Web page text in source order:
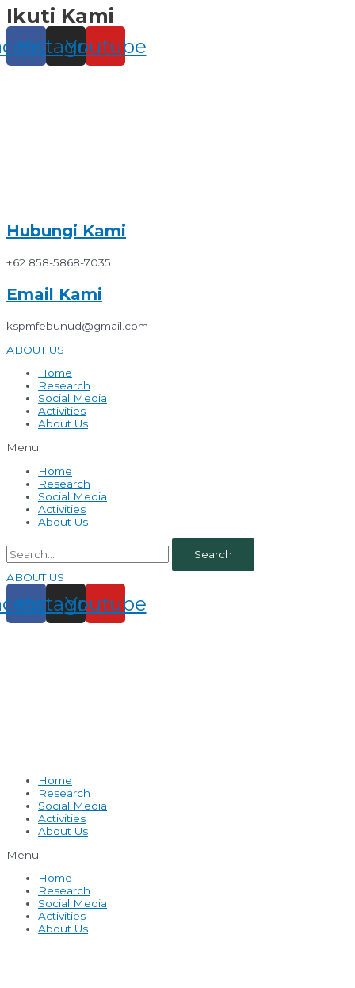
Skip
to
content
Ikuti Kami
Instagram
Youtube
Hubungi Kami
+62 858-5868-7035
Email Kami
kspmfebunud@gmail.com
ABOUT US
Home
Research
Social Media
Activities
About Us
Menu
Home
Research
Social Media
Activities
About Us
Search
ABOUT US
Instagram
Youtube
Home
Research
Social Media
Activities
About Us
Menu
Home
Research
Social Media
Activities
About Us